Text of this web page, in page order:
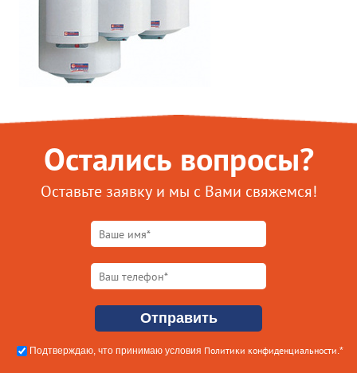
Остались вопросы?
Оставьте заявку и мы с Вами свяжемся!
Подтверждаю, что принимаю условия Политики конфиденциальности .*